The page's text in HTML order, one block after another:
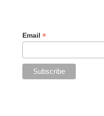
Email*